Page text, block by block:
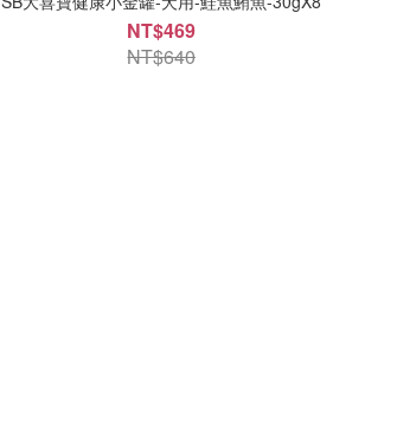
NT$469
NT$640